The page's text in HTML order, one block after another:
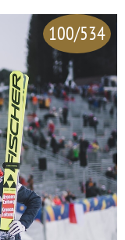
100/534